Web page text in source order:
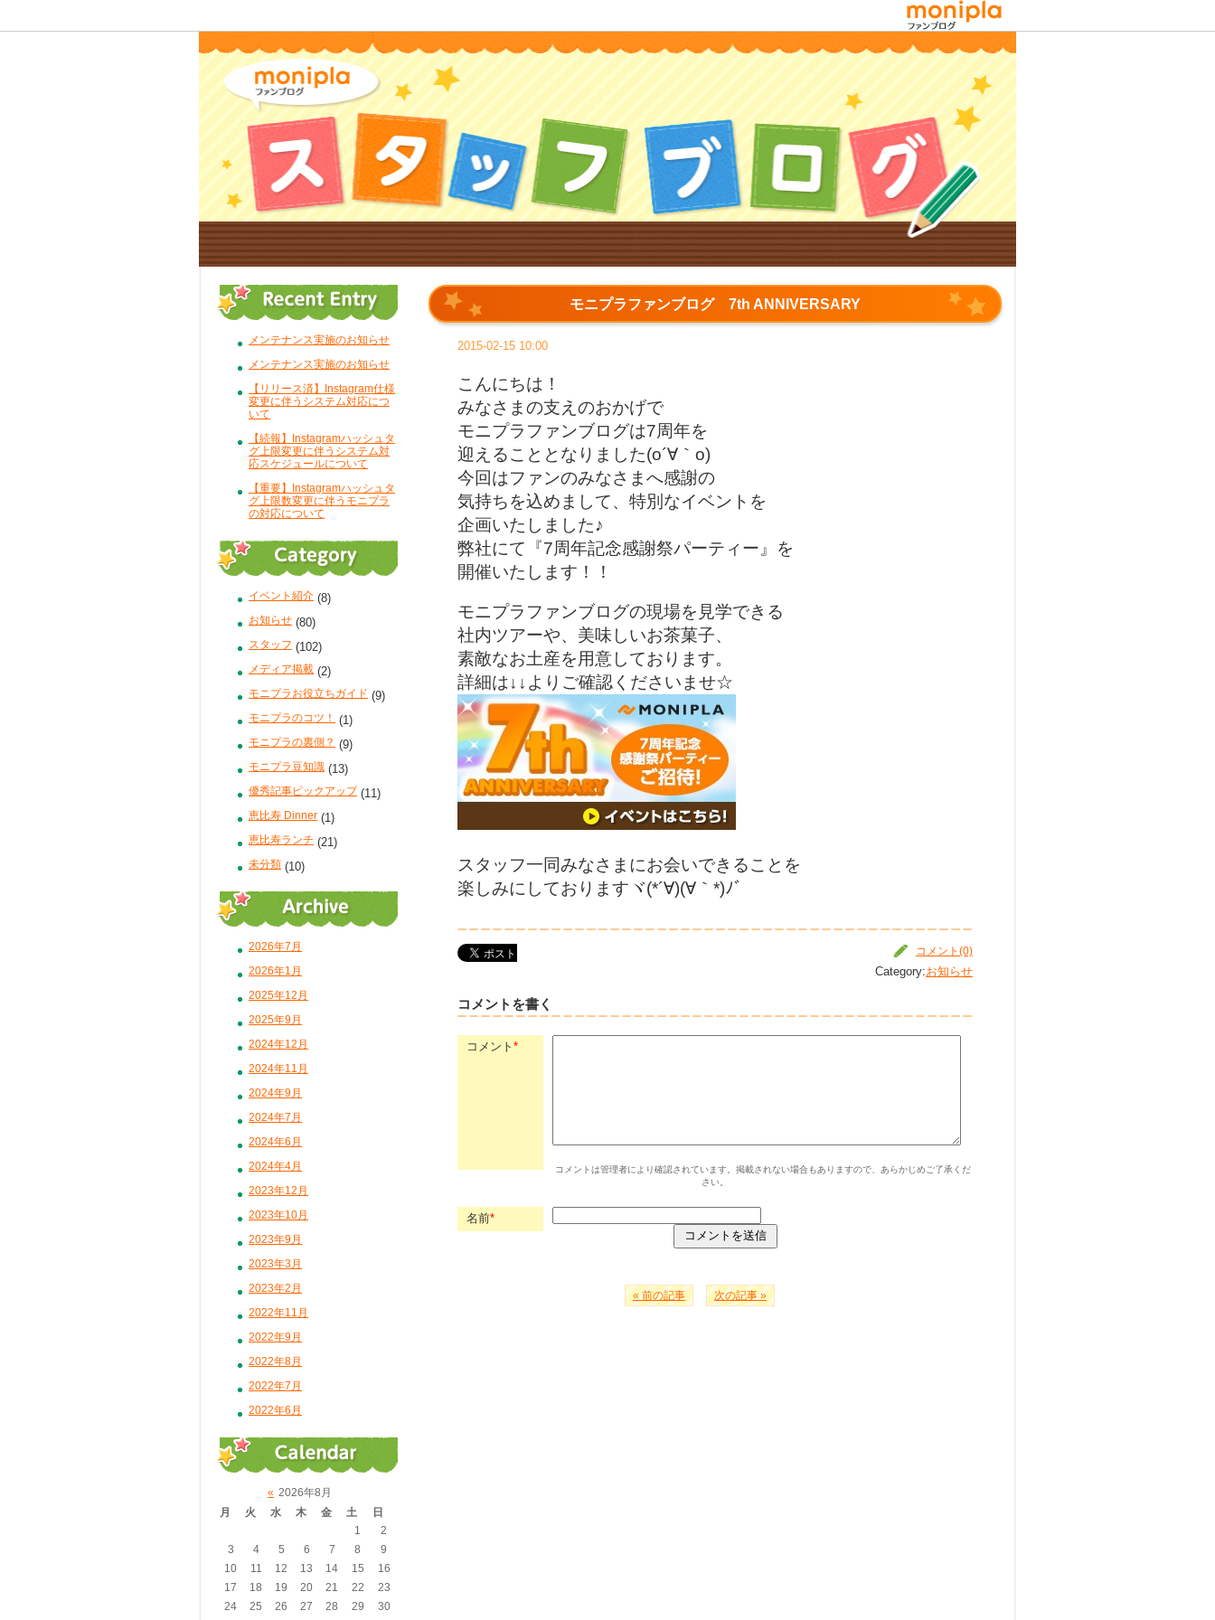
モニプラファンブログ 7th ANNIVERSARY
2015-02-15 10:00
こんにちは！
みなさまの支えのおかげで
モニプラファンブログは7周年を
迎えることとなりました(o´∀｀o)
今回はファンのみなさまへ感謝の
気持ちを込めまして、 特別なイベントを
企画いたしました♪
弊社にて『7周年記念感謝祭パーティー』を
開催いたします！！
モニプラファンブログの現場を見学できる
社内ツアーや、 美味しいお茶菓子、
素敵なお土産を用意しております。
詳細は↓↓よりご確認くださいませ☆
スタッフ一同みなさまにお会いできることを
楽しみにしておりますヾ(*´∀)(∀｀*)ﾉﾞ
コメント(0)
Category:お知らせ
コメントを書く
コメント *
コメントは管理者により確認されています。掲載されない場合もありますので、あらかじめご了承くだ
さい。
名前*
« 前の記事 次の記事 »
メンテナンス実施のお知らせ
メンテナンス実施のお知らせ
【リリース済】Instagram仕様
変更に伴うシステム対応につ
いて
【続報】Instagramハッシュタ
グ上限変更に伴うシステム対
応スケジュールについて
【重要】Instagramハッシュタ
グ上限数変更に伴うモニプラ
の対応について
イベント紹介 (8)
お知らせ (80)
スタッフ (102)
メディア掲載 (2)
モニプラお役立ちガイド (9)
モニプラのコツ！ (1)
モニプラの裏側？ (9)
モニプラ豆知識 (13)
優秀記事ピックアップ (11)
恵比寿 Dinner (1)
恵比寿ランチ (21)
未分類 (10)
2026年7月
2026年1月
2025年12月
2025年9月
2024年12月
2024年11月
2024年9月
2024年7月
2024年6月
2024年4月
2023年12月
2023年10月
2023年9月
2023年3月
2023年2月
2022年11月
2022年9月
2022年8月
2022年7月
2022年6月
« 2026年8月
月
火 水 木 金 土
日
1
2
3
4 5 6 7 8
9
10
11 12 13 14 15
16
17
18 19 20 21 22
23
24
25 26 27 28 29
30